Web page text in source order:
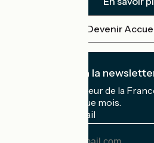
Devenir
Je m'abonne à la
Recevez le meilleur de la
boîte mail chaque mois.
Mon adresse mail